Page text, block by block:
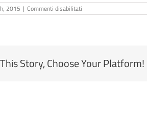
2015 | Commenti disabilitati
Elisa
Story, Choose Your Platform!